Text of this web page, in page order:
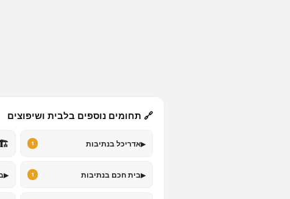
🔗 תחומים נוספים בלבית ושיפוצים
▸אדריכל בנתיבות 1
▸בית חכם בנתיבות 1
▸